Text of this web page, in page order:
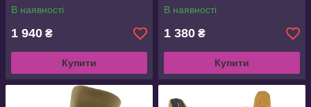
В наявності
1 940 ₴
Купити
В наявності
1 380 ₴
Купити